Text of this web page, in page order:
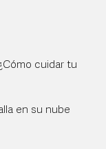
cuidar tu
en su nube